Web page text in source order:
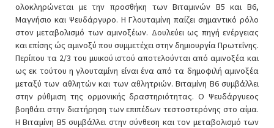
ολοκληρώνεται με την προσθήκη των Βιταμινών B5 και B6,
Μαγνήσιο και Ψευδάργυρο. Η Γλουταμίνη παίζει σημαντικό ρόλο
στον μεταβολισμό των αμινοξέων. Δουλεύει ως πηγή ενέργειας
και επίσης ώς αμινοξύ που συμμετέχει στην δημιουργία Πρωτεΐνης.
Περίπου τα 2/3 του μυικού ιστού αποτελούνται από αμινοξέα και
ως εκ τούτου η γλουταμίνη είναι ένα από τα δημοφιλή αμινοξέα
μεταξύ των αθλητών και των αθλητριών. Βιταμίνη B6 συμβάλλει
στην ρύθμιση της ορμονικής δραστηριότητας. Ο Ψευδάργυεος
βοηθάει στην διατήρηση των επιπέδων τεστοστερόνης στο αίμα.
Η Βιταμίνη B5 συμβάλλει στην σύνθεση και τον μεταβολισμό των